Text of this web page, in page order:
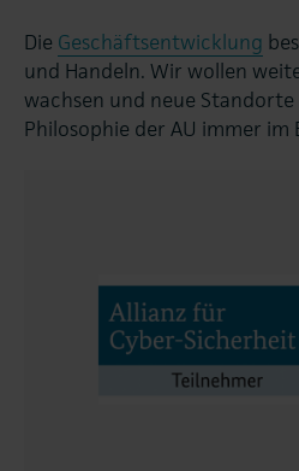
Die Geschäftsentwicklung
und Handeln. Wir wollen
wachsen und neue Standorte
Philosophie der AU immer im